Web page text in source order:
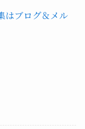
はブログ＆メル